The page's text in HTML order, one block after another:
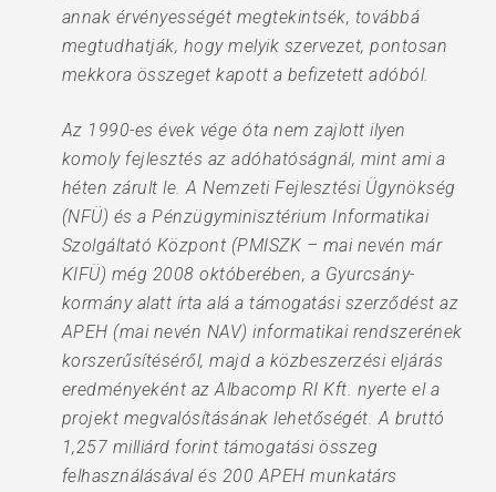
annak érvényességét megtekintsék, továbbá
megtudhatják, hogy melyik szervezet, pontosan
mekkora összeget kapott a befizetett adóból.
Az 1990-es évek vége óta nem zajlott ilyen
komoly fejlesztés az adóhatóságnál, mint ami a
héten zárult le. A Nemzeti Fejlesztési Ügynökség
(NFÜ) és a Pénzügyminisztérium Informatikai
Szolgáltató Központ (PMISZK – mai nevén már
KIFÜ) még 2008 októberében, a Gyurcsány-
kormány alatt írta alá a támogatási szerződést az
APEH (mai nevén NAV) informatikai rendszerének
korszerűsítéséről, majd a közbeszerzési eljárás
eredményeként az Albacomp RI Kft. nyerte el a
projekt megvalósításának lehetőségét. A bruttó
1,257 milliárd forint támogatási összeg
felhasználásával és 200 APEH munkatárs